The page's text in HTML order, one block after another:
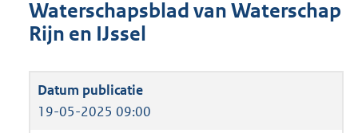
Waterschapsblad van Waterschap
Rijn en IJssel
19-05-2025 09:00